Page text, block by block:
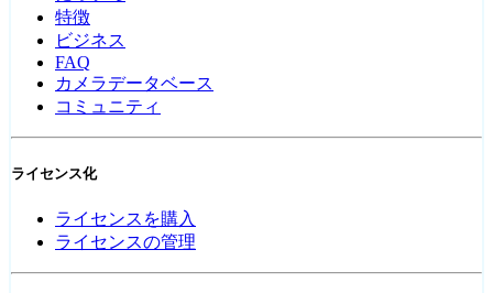
特徴
ビジネス
FAQ
カメラデータベース
コミュニティ
ライセンス化
ライセンスを購入
ライセンスの管理